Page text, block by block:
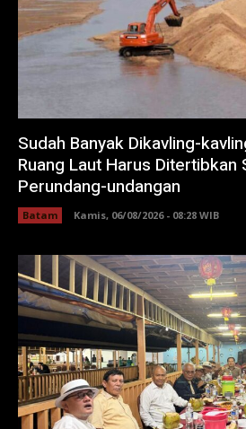
Sudah Banyak Dikavling-
Ruang Laut Harus Ditertibkan
Perundang-undangan
Batam Kamis, 06/08/2026 - 08:28 WIB